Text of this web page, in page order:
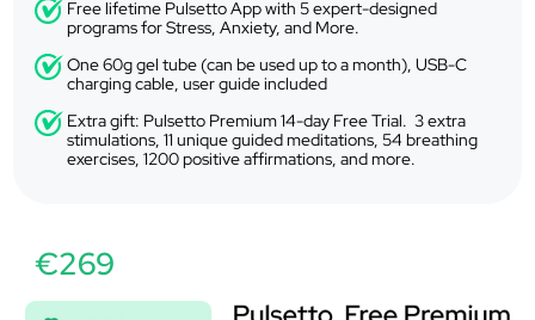
Free lifetime Pulsetto App with 5 expert-designed
programs for Stress, Anxiety, and More.
One 60g gel tube (can be used up to a month), USB-C
charging cable, user guide included
Extra gift: Pulsetto Premium 14-day Free Trial. 3 extra
stimulations, 11 unique guided meditations, 54 breathing
exercises, 1200 positive affirmations, and more.
€269